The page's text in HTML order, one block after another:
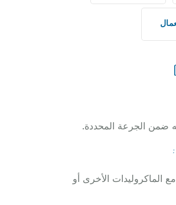
ضمن الجرعة المحددة.
الماكروليدات الأخرى أو